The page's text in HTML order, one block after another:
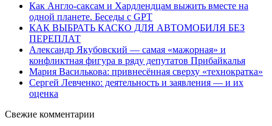
Как Англо-саксам и Хардлендцам выжить вместе на
одной планете. Беседы с GPT
КАК ВЫБРАТЬ КАСКО ДЛЯ АВТОМОБИЛЯ БЕЗ
ПЕРЕПЛАТ
Александр Якубовский — самая «мажорная» и
конфликтная фигура в ряду депутатов Прибайкалья
Мария Василькова: привнесённая сверху «технократка»
Сергей Левченко: деятельность и заявления — и их
оценка
Свежие комментарии